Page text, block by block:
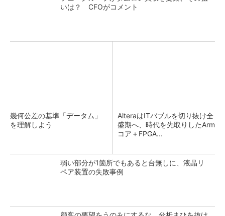
いは？ CFOがコメント
幾何公差の基準「データム」
を理解しよう
AlteraはITバブルを切り抜け全
盛期へ、時代を先取りしたArm
コア＋FPGA...
弱い部分が1箇所でもあると台無しに、液晶リ
ペア装置の失敗事例